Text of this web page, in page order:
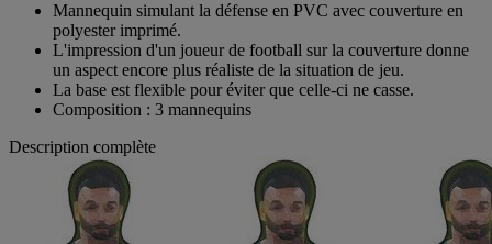
Mannequin simulant la défense en PVC avec couverture en
polyester imprimé.
L'impression d'un joueur de football sur la couverture donne
un aspect encore plus réaliste de la situation de jeu.
La base est flexible pour éviter que celle-ci ne casse.
Composition : 3 mannequins
Description complète